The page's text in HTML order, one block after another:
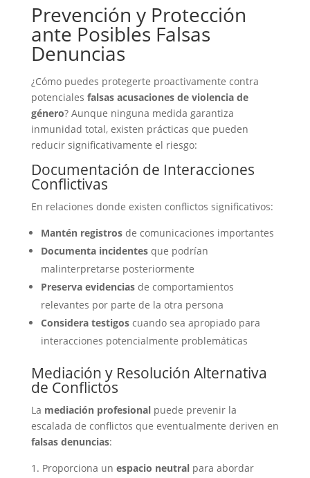
Prevención y Protección
ante Posibles Falsas
Denuncias
¿Cómo puedes protegerte proactivamente contra
potenciales falsas acusaciones de violencia de
género? Aunque ninguna medida garantiza
inmunidad total, existen prácticas que pueden
reducir significativamente el riesgo:
Documentación de Interacciones
Conflictivas
En relaciones donde existen conflictos significativos:
Mantén registrosde comunicaciones importantes
Documenta incidentesque podrían
malinterpretarse posteriormente
Preserva evidenciasde comportamientos
relevantes por parte de la otra persona
Considera testigoscuando sea apropiado para
interacciones potencialmente problemáticas
Mediación y Resolución Alternativa
de Conflictos
La mediación profesionalpuede prevenir la
escalada de conflictos que eventualmente deriven en
falsas denuncias:
Proporciona un espacio neutralpara abordar